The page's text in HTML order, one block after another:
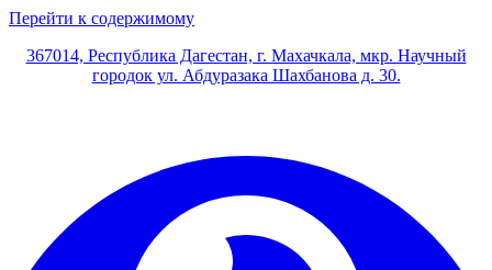
Перейти к содержимому
367014, Республика Дагестан, г. Махачкала, мкр. Научный
городок ул. Абдуразака Шахбанова д. 30.